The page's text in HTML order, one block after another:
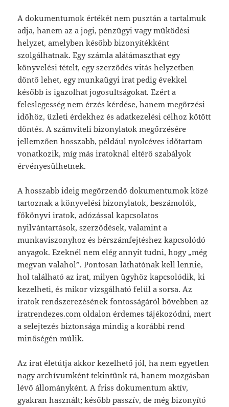
A dokumentumok értékét nem pusztán a tartalmuk
adja, hanem az a jogi, pénzügyi vagy működési
helyzet, amelyben később bizonyítékként
szolgálhatnak. Egy számla alátámaszthat egy
könyvelési tételt, egy szerződés vitás helyzetben
döntő lehet, egy munkaügyi irat pedig évekkel
később is igazolhat jogosultságokat. Ezért a
feleslegesség nem érzés kérdése, hanem megőrzési
időhöz, üzleti érdekhez és adatkezelési célhoz kötött
döntés. A számviteli bizonylatok megőrzésére
jellemzően hosszabb, például nyolcéves időtartam
vonatkozik, míg más iratoknál eltérő szabályok
érvényesülhetnek.
A hosszabb ideig megőrzendő dokumentumok közé
tartoznak a könyvelési bizonylatok, beszámolók,
főkönyvi iratok, adózással kapcsolatos
nyilvántartások, szerződések, valamint a
munkaviszonyhoz és bérszámfejtéshez kapcsolódó
anyagok. Ezeknél nem elég annyit tudni, hogy „még
megvan valahol”. Pontosan láthatónak kell lennie,
hol található az irat, milyen ügyhöz kapcsolódik, ki
kezelheti, és mikor vizsgálható felül a sorsa. Az
iratok rendszerezésének fontosságáról bővebben az
iratrendezes.com oldalon érdemes tájékozódni, mert
a selejtezés biztonsága mindig a korábbi rend
minőségén múlik.
Az irat életútja akkor kezelhető jól, ha nem egyetlen
nagy archívumként tekintünk rá, hanem mozgásban
lévő állományként. A friss dokumentum aktív,
gyakran használt; később passzív, de még bizonyító